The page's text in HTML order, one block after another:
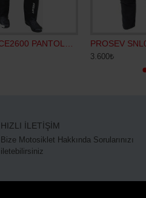
Shark Skwal İ3 Mekarıum Mat Kapalı Kask
24.999₺
PROSEV CE2600 PANTOLON SİYAH
3.600₺
HIZLI İLETİŞİM
Bize Motosiklet Hakkında Sorularınızı
iletebilirsiniz